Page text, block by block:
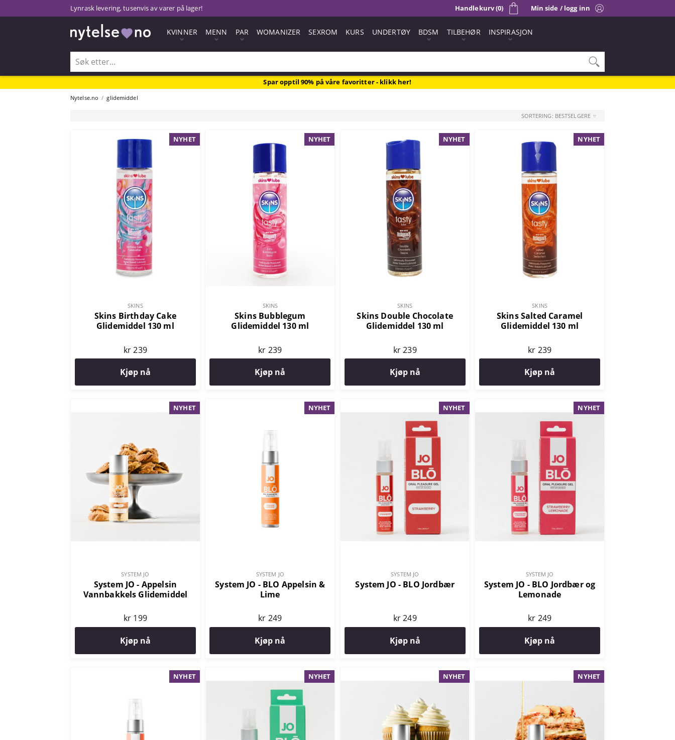
Lynrask levering, tusenvis av varer på lager! Min side / logg inn
Handlekurv (0)
KVINNER MENN PAR WOMANIZER SEXROM KURS UNDERTØY BDSM TILBEHØR INSPIRASJON
Spar opptil 90% på våre favoritter - klikk her!
Nytelse.no glidemiddel
SORTERING: BESTSELGERE
NYHET
SKINS
Skins Birthday Cake
Glidemiddel 130 ml
kr 239
Kjøp nå
NYHET
SKINS
Skins Bubblegum
Glidemiddel 130 ml
kr 239
Kjøp nå
NYHET
SKINS
Skins Double Chocolate
Glidemiddel 130 ml
kr 239
Kjøp nå
NYHET
SKINS
Skins Salted Caramel
Glidemiddel 130 ml
kr 239
Kjøp nå
NYHET
SYSTEM JO
System JO - Appelsin
Vannbakkels Glidemiddel
kr 199
Kjøp nå
NYHET
SYSTEM JO
System JO - BLO Appelsin &
Lime
kr 249
Kjøp nå
NYHET
SYSTEM JO
System JO - BLO Jordbær
kr 249
Kjøp nå
NYHET
SYSTEM JO
System JO - BLO Jordbær og
Lemonade
kr 249
Kjøp nå
NYHET NYHET NYHET NYHET